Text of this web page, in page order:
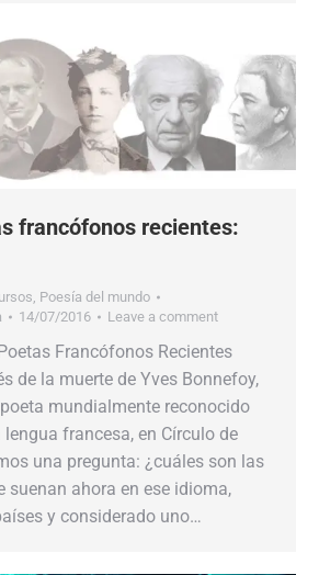
francófonos recientes:
, Poesía del mundo
14/07/2016 Leave a comment
Poetas Francófonos Recientes
de la muerte de Yves Bonnefoy,
mundialmente reconocido
francesa, en Círculo de
una pregunta: ¿cuáles son las
suenan ahora en ese idioma,
y considerado uno…